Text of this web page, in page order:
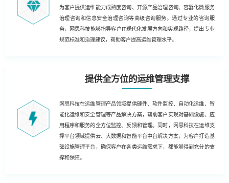
为客户提供运维能力成熟度咨询、开源产品治理咨询、容器化微服务
治理咨询和信息安全治理咨询等高级咨询服务。通过专业的咨询服
务，网思科技能够指导客户IT现代化发展方向和实现路径，提出专业
规范标准和治理建议，帮助客户提高运维管理水平。
提供全方位的运维管理支撑
网思科技在运维管理产品领域提供硬件、软件监控、自动化运维、智
能化运维和安全管理等产品解决方案，帮助客户实现对基础设施、应
用程序和服务的全方位监控、反馈和管理。同时，网思科技在运维支
撑平台领域提供云、大数据和智能平台中台解决方案，为客户打造基
础设施管理平台，确保客户在各类运维需求下，都能够得到充分的支
撑和保障。